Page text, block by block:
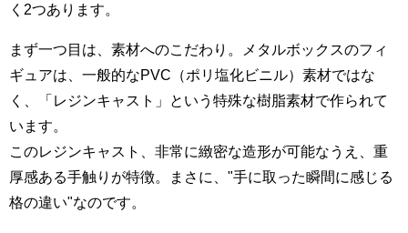
く2つあります。
まず一つ目は、素材へのこだわり。メタルボックスのフィ
ギュアは、一般的なPVC（ポリ塩化ビニル）素材ではな
く、「レジンキャスト」という特殊な樹脂素材で作られて
います。
このレジンキャスト、非常に緻密な造形が可能なうえ、重
厚感ある手触りが特徴。まさに、"手に取った瞬間に感じる
格の違い"なのです。